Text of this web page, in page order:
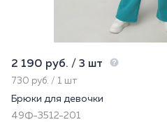
2 190 руб. / 3 шт
730 руб. / 1 шт
Брюки для девочки
49Ф-3512-201